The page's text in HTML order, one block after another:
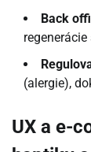
Back
(alergie),
UX a e-